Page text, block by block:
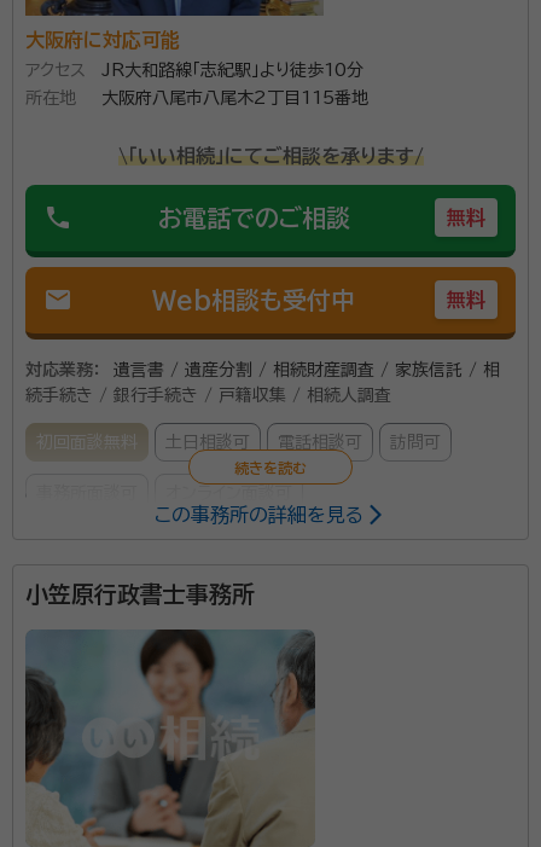
大阪府に対応可能
アクセス
JR大和路線「志紀駅」より徒歩10分
所在地
大阪府八尾市八尾木2丁目115番地
\「いい相続」にてご相談を承ります/
phone お電話でのご相談 無料
mail Web相談も受付中 無料
対応業務：
遺言書 / 遺産分割 / 相続財産調査 / 家族信託 / 相
続手続き / 銀行手続き / 戸籍収集 / 相続人調査
初回面談無料 土日相談可 電話相談可 訪問可
梅園 浄（うめぞの じょう）
広島県呉市 出身 龍谷大学 文学部 仏教学科 卒業 大学卒業後
は、浄土真宗本願寺派（西本願寺）の直轄寺院である東京・築地本願寺な
どにて勤務。宗教法人運営などに関わる様々な業務を経験。 退職後、行
政書士・終活カウンセラーなどの資格を取得。うめたけ行政書士事務所を
開所。
当事務所は「お寺の中の行政書士事務所」という少し変
わった事務所です。 と言いますのも、私自身が行政書士
でもあり、お寺の副住職でもあるからなのですが、その
ような少し変わった行政書士が皆さまのご相続や遺言
この事務所の詳細を見る
小笠原行政書士事務所